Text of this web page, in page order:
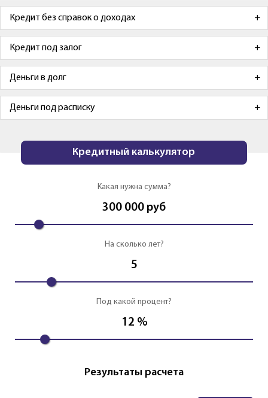
Кредит без справок о доходах
Кредит под залог
Деньги в долг
Деньги под расписку
Кредитный калькулятор
Какая нужна сумма?
300 000 руб
На сколько лет?
5
Под какой процент?
12 %
Результаты расчета